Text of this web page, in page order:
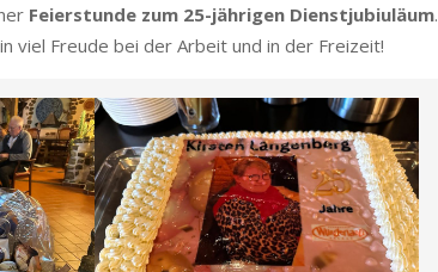
Feierstunde zum 25-jährigen Dienstjubiuläum.
viel Freude bei der Arbeit und in der Freizeit!